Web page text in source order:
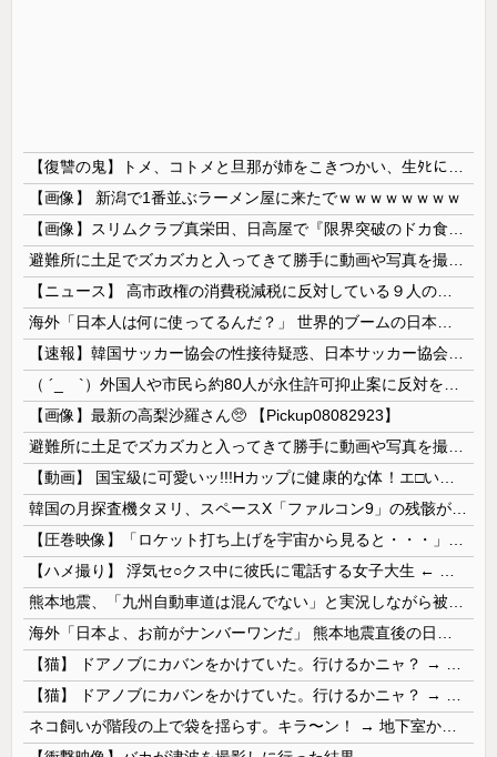
【画像】 新潟で1番並ぶラーメン屋に来たでｗｗｗｗｗｗｗｗ
【画像】最新の高梨沙羅さん🥺 【Pickup08082923】